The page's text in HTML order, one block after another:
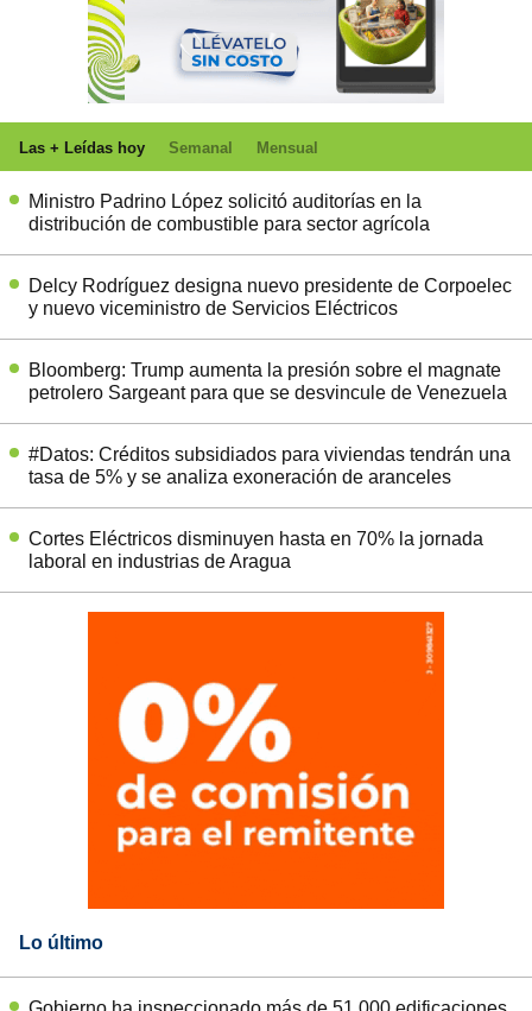
Las + Leídas hoy Semanal Mensual
Ministro Padrino López solicitó auditorías en la
distribución de combustible para sector agrícola
Delcy Rodríguez designa nuevo presidente de Corpoelec
y nuevo viceministro de Servicios Eléctricos
Bloomberg: Trump aumenta la presión sobre el magnate
petrolero Sargeant para que se desvincule de Venezuela
#Datos: Créditos subsidiados para viviendas tendrán una
tasa de 5% y se analiza exoneración de aranceles
Cortes Eléctricos disminuyen hasta en 70% la jornada
laboral en industrias de Aragua
Lo último